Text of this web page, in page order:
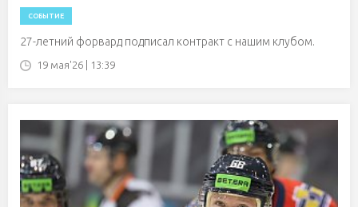
СОБЫТИЕ
27-летний форвард подписал контракт с нашим клубом.
19 мая'26 | 13:39